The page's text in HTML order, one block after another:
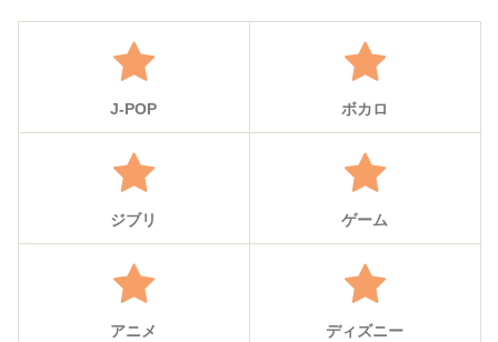
J-POP ボカロ
ジブリ ゲーム
アニメ ディズニー